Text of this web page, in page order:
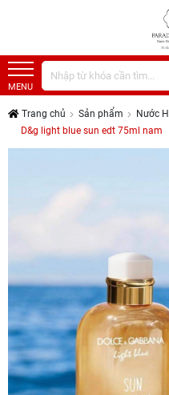
MENU
Trang chủ Sản phẩm
Nước
D&g light blue sun edt 75ml nam